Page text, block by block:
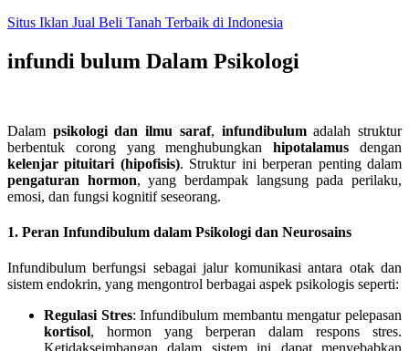
Skip
content
Situs Iklan Jual Beli Tanah Terbaik di Indonesia
infundi bulum Dalam Psikologi
Dalam psikologi dan ilmu saraf, infundibulumadalah struktur
berbentuk corong yang menghubungkanhipotalamus dengan
kelenjar pituitari (hipofisis). Struktur ini berperan penting dalam
pengaturan hormon, yang berdampak langsung pada perilaku,
emosi, dan fungsi kognitif seseorang.
1. Peran Infundibulum dalam Psikologi dan Neurosains
Infundibulum berfungsi sebagai jalur komunikasi antara otak dan
sistem endokrin, yang mengontrol berbagai aspek psikologis seperti:
Regulasi Stres: Infundibulum membantu mengatur pelepasan
kortisol, hormon yang berperan dalam respons stres.